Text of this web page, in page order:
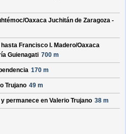
Oaxaca Juchitán de Zaragoza -
hasta Francisco I. Madero/Oaxaca
Guienagati 700 m
170 m
Trujano 49 m
permanece en Valerio Trujano 38 m